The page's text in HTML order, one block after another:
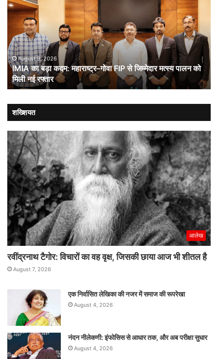
बड़ा
कदम:
महाराष्ट्र–
गोवा
FIP
से
जिम्मेदार
मत्स्य
पालन
मिली
नई
रफ्तार
August 9, 2026
IMIA का बड़ा कदम: महाराष्ट्र–गोवा FIP से जिम्मेदार मत्स्य पालन को
मिली नई रफ्तार
शख्शियत
आलेख
रवींद्रनाथ टैगोर: विचारों का वह वृक्ष, जिसकी छाया आज भी शीतल है
August 7, 2026
एक निर्वासित लेखिका की नजर में समाज की रूपरेखा
August 4, 2026
नंदन नीलेकणी: इंफोसिस से आधार तक, और अब परीक्षा सुधार
August 4, 2026